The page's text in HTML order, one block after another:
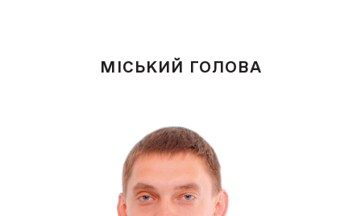
МІСЬКИЙ ГОЛОВА